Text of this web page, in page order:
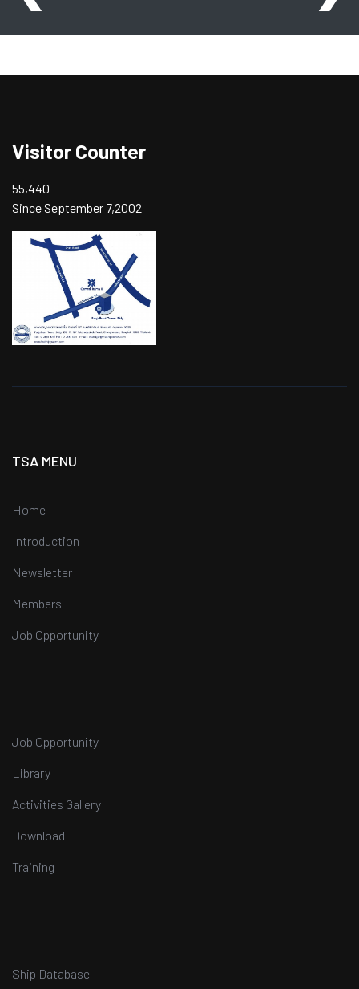
Visitor Counter
55,440
Since September 7,2002
TSA MENU
Home
Introduction
Newsletter
Members
Job Opportunity
Job Opportunity
Library
Activities Gallery
Download
Training
Ship Database